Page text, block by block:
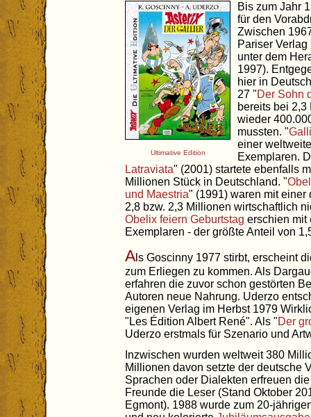
Ultimative Edition
Bis zum Jahr
für den
Zwischen
Pariser
unter dem
1997).
hier in
27 "Der Sohn
bereits bei
wieder
mussten. "
einer
Exemplaren.
Latraviata" (2001) startete ebenfalls
Millionen Stück in Deutschland. "
und Maestria" (1991) waren mit
2,8 bzw. 2,3 Millionen wirtschaftlich
Obelix feiern Geburtstag erschien mit
Exemplaren - der größte Anteil von
A ls Goscinny 1977 stirbt, erscheint
zum Erliegen zu kommen. Als
erfahren die zuvor schon gestörten
Autoren neue Nahrung. Uderzo
eigenen Verlag im Herbst 1979
"Les Édition Albert René". Als "Der
Uderzo erstmals für Szenario und
Inzwischen wurden weltweit 380
Millionen davon setzte der deutsche
Sprachen oder Dialekten erfreuen
Freunde die Leser (Stand Oktober
Egmont). 1988 wurde zum 20-